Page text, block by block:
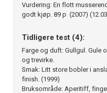
Vurdering: En flott
godt kjøp. 89 p (2007)
Tidligere test (4):
Farge og duft: Gullgul. Gule
og trevirke.
Smak: Litt store bobler i
finish. (1999)
Bruksområde: Aperitiff,